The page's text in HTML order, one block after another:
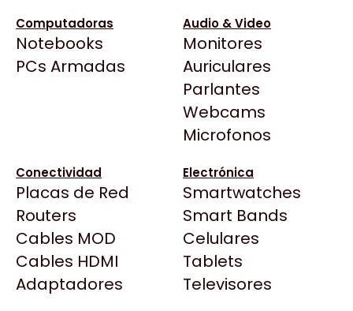
Computadoras
Notebooks
PCs Armadas
Audio & Video
Monitores
Auriculares
Parlantes
Webcams
Microfonos
Conectividad
Placas de Red
Routers
Cables MOD
Cables HDMI
Adaptadores
Electrónica
Smartwatches
Smart Bands
Celulares
Tablets
Televisores
BenQ
CX
Cooler Master
Deepcool
Dell
EVGA
Gamemax
Genesis
Genius
Todas las Tiendas
Click Gaming
Compufan Store
Dinobyte
Full H4rd
Gaming City
Gezatek
$385.399
Ver producto en la página de Mexx